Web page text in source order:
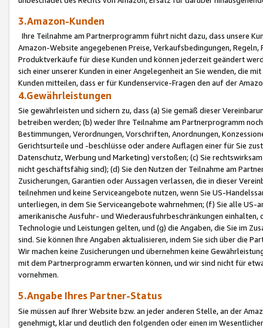
3.Amazon-Kunden
Ihre Teilnahme am Partnerprogramm führt nicht dazu, dass unsere
Amazon-Website angegebenen Preise, Verkaufsbedingungen,
Produktverkäufe für diese Kunden und können jederzeit geändert
sich einer unserer Kunden in einer Angelegenheit an Sie wenden, die
Kunden mitteilen, dass er für Kundenservice-Fragen den auf der
4.Gewährleistungen
Sie gewährleisten und sichern zu, dass (a) Sie gemäß dieser
betreiben werden; (b) weder Ihre Teilnahme am Partnerprogramm
Bestimmungen, Verordnungen, Vorschriften, Anordnungen,
Gerichtsurteile und -beschlüsse oder andere Auflagen einer für Sie
Datenschutz, Werbung und Marketing) verstoßen; (c) Sie
nicht geschäftsfähig sind); (d) Sie den Nutzen der Teilnahme am
Zusicherungen, Garantien oder Aussagen verlassen, die in dieser
teilnehmen und keine Serviceangebote nutzen, wenn Sie US-
unterliegen, in dem Sie Serviceangebote wahrnehmen; (f) Sie alle
amerikanische Ausfuhr- und Wiederausfuhrbeschränkungen
Technologie und Leistungen gelten, und (g) die Angaben, die Sie im
sind. Sie können Ihre Angaben aktualisieren, indem Sie sich über die
Wir machen keine Zusicherungen und übernehmen keine
mit dem Partnerprogramm erwarten können, und wir sind nicht für
vornehmen.
5.Angabe Ihres Partner-Status
Sie müssen auf Ihrer Website bzw. an jeder anderen Stelle, an der
genehmigt, klar und deutlich den folgenden oder einen im